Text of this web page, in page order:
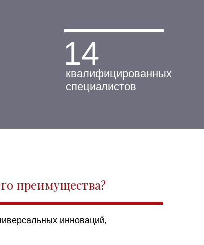
14
специалистов
квалифицированных
преимущества?
инноваций,